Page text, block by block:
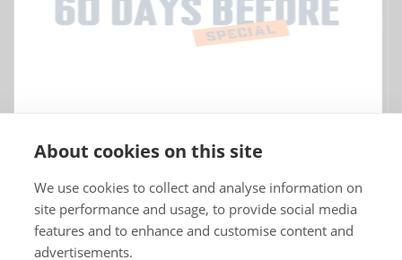
About cookies on this site
We use cookies to collect and analyse information on
site performance and usage, to provide social media
features and to enhance and customise content and
advertisements.